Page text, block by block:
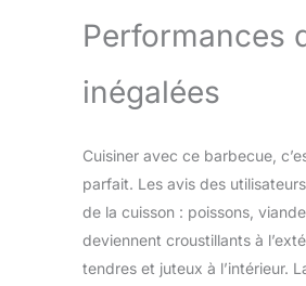
idéal
brûle
5
Performances
inégalées
Cuisiner avec ce barbecue,
parfait. Les avis des
de la cuisson : poissons,
deviennent croustillants à
tendres et juteux à l’intérieur.